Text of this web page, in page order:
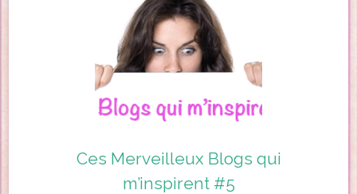
Ces Merveilleux Blogs qui
m’inspirent #5